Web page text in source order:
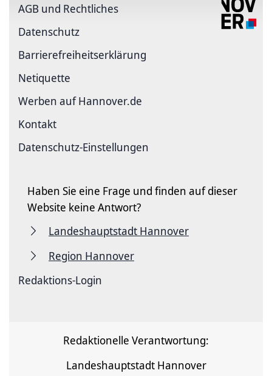
AGB und Rechtliches
Datenschutz
Barriere­freiheits­erklärung
Netiquette
Werben auf Hannover.de
Kontakt
Datenschutz-Einstellungen
Haben Sie eine Frage und finden auf dieser
Website keine Antwort?
Landeshauptstadt Hannover
Region Hannover
Redaktions-Login
Redaktionelle Verantwortung:
Landeshauptstadt Hannover